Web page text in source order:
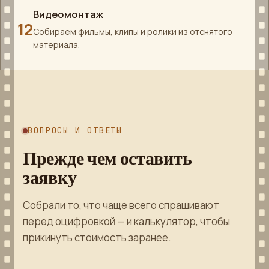
12
Видеомонтаж
Собираем фильмы, клипы и ролики из отснятого
материала.
ВОПРОСЫ И ОТВЕТЫ
Прежде чем оставить
заявку
Собрали то, что чаще всего спрашивают
перед оцифровкой — и калькулятор, чтобы
прикинуть стоимость заранее.